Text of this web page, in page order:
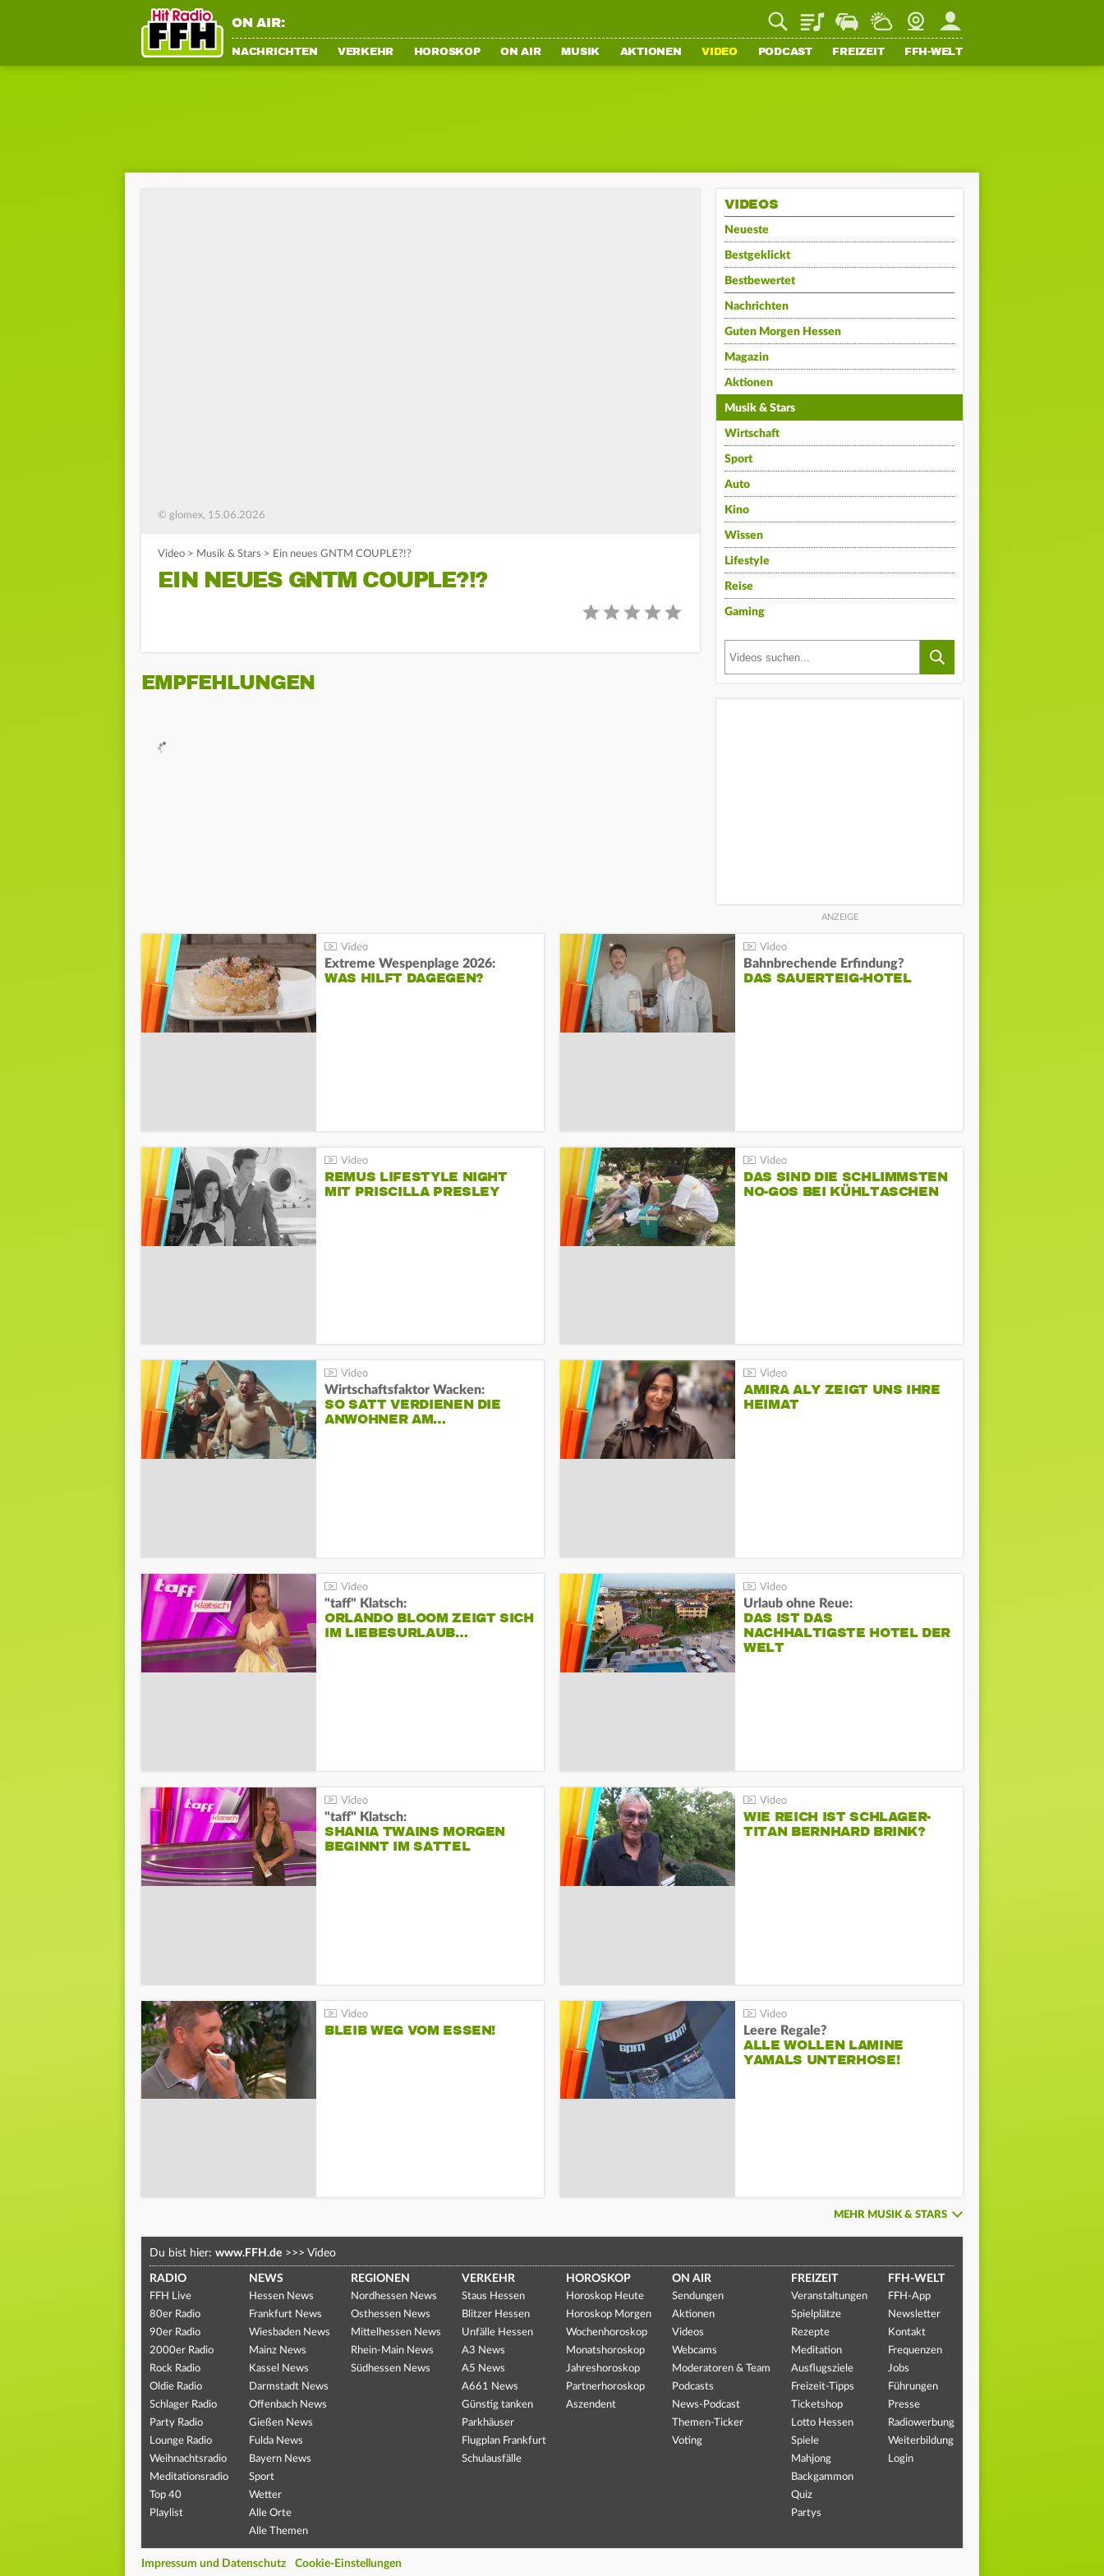
ON AIR: PlaylistStaupilotWetterWebcamMein FFH
NACHRICHTEN VERKEHR HOROSKOP ON AIR MUSIK AKTIONEN VIDEO PODCAST FREIZEIT FFH-WELT
© glomex, 15.06.2026
Video > Musik & Stars > Ein neues GNTM COUPLE?!?
EIN NEUES GNTM COUPLE?!?
EMPFEHLUNGEN
VIDEOS
Neueste
Bestgeklickt
Bestbewertet
Nachrichten
Guten Morgen Hessen
Magazin
Aktionen
Musik & Stars
Wirtschaft
Sport
Auto
Kino
Wissen
Lifestyle
Reise
Gaming
Extreme Wespenplage 2026:
WAS HILFT DAGEGEN?
Bahnbrechende Erfindung?
DAS SAUERTEIG-HOTEL
REMUS LIFESTYLE NIGHT
MIT PRISCILLA PRESLEY
DAS SIND DIE SCHLIMMSTEN
NO-GOS BEI KÜHLTASCHEN
Wirtschaftsfaktor Wacken:
SO SATT VERDIENEN DIE
ANWOHNER AM…
AMIRA ALY ZEIGT UNS IHRE
HEIMAT
"taff" Klatsch:
ORLANDO BLOOM ZEIGT SICH
IM LIEBESURLAUB…
Urlaub ohne Reue:
DAS IST DAS
NACHHALTIGSTE HOTEL DER
WELT
"taff" Klatsch:
SHANIA TWAINS MORGEN
BEGINNT IM SATTEL
WIE REICH IST SCHLAGER-
TITAN BERNHARD BRINK?
BLEIB WEG VOM ESSEN! Leere Regale?
ALLE WOLLEN LAMINE
YAMALS UNTERHOSE!
MEHR MUSIK & STARS
Du bist hier: www.FFH.de >>> Video
RADIO
FFH Live
80er Radio
90er Radio
2000er Radio
Rock Radio
Oldie Radio
Schlager Radio
Party Radio
Lounge Radio
Weihnachtsradio
Meditationsradio
Top 40
Playlist
NEWS
Hessen News
Frankfurt News
Wiesbaden News
Mainz News
Kassel News
Darmstadt News
Offenbach News
Gießen News
Fulda News
Bayern News
Sport
Wetter
Alle Orte
Alle Themen
REGIONEN
Nordhessen News
Osthessen News
Mittelhessen News
Rhein-Main News
Südhessen News
VERKEHR
Staus Hessen
Blitzer Hessen
Unfälle Hessen
A3 News
A5 News
A661 News
Günstig tanken
Parkhäuser
Flugplan Frankfurt
Schulausfälle
HOROSKOP
Horoskop Heute
Horoskop Morgen
Wochenhoroskop
Monatshoroskop
Jahreshoroskop
Partnerhoroskop
Aszendent
ON AIR
Sendungen
Aktionen
Videos
Webcams
Moderatoren & Team
Podcasts
News-Podcast
Themen-Ticker
Voting
FREIZEIT
Veranstaltungen
Spielplätze
Rezepte
Meditation
Ausflugsziele
Freizeit-Tipps
Ticketshop
Lotto Hessen
Spiele
Mahjong
Backgammon
Quiz
Partys
FFH-WELT
FFH-App
Newsletter
Kontakt
Frequenzen
Jobs
Führungen
Presse
Radiowerbung
Weiterbildung
Login
Impressum und Datenschutz Cookie-Einstellungen